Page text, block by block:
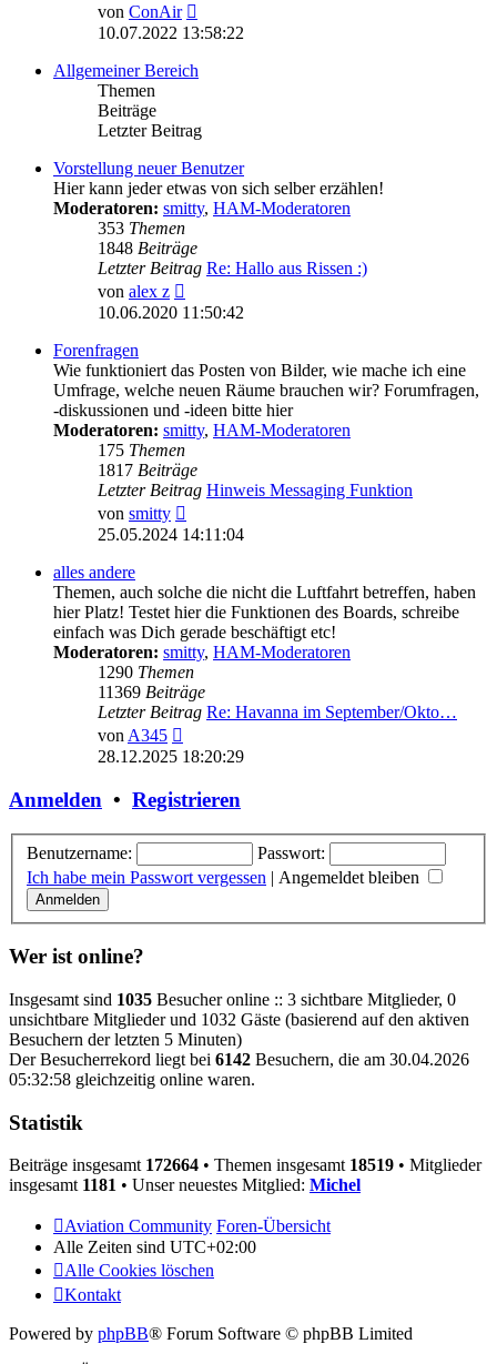
von ConAir
Beitrag
10.07.2022 13:58:22
Allgemeiner Bereich
Themen
Beiträge
Letzter Beitrag
Vorstellung neuer Benutzer
Hier kann jeder etwas von sich selber erzählen!
Moderatoren: smitty, HAM-Moderatoren
353 Themen
1848 Beiträge
Letzter Beitrag Re: Hallo aus Rissen :)
von alex z
Beitrag
10.06.2020 11:50:42
Forenfragen
Wie funktioniert das Posten von Bilder, wie mache ich eine
Umfrage, welche neuen Räume brauchen wir? Forumfragen,
-diskussionen und -ideen bitte hier
Moderatoren: smitty, HAM-Moderatoren
175 Themen
1817 Beiträge
Letzter Beitrag Hinweis Messaging Funktion
von smitty
Beitrag
25.05.2024 14:11:04
alles andere
Themen, auch solche die nicht die Luftfahrt betreffen, haben
hier Platz! Testet hier die Funktionen des Boards, schreibe
einfach was Dich gerade beschäftigt etc!
Moderatoren: smitty, HAM-Moderatoren
1290 Themen
11369 Beiträge
Letzter Beitrag Re: Havanna im September/Okto…
vonA345
Beitrag
28.12.2025 18:20:29
Anmelden • Registrieren
Benutzername:
Passwort:
Ich habe mein Passwort vergessen | Angemeldet bleiben
Wer ist online?
Insgesamt sind 1035 Besucher online :: 3 sichtbare Mitglieder, 0
unsichtbare Mitglieder und 1032 Gäste (basierend auf den aktiven
Besuchern der letzten 5 Minuten)
Der Besucherrekord liegt bei 6142 Besuchern, die am 30.04.2026
05:32:58 gleichzeitig online waren.
Statistik
Beiträge insgesamt 172664 • Themen insgesamt 18519 • Mitglieder
insgesamt 1181 • Unser neuestes Mitglied: Michel
Aviation Community Foren-Übersicht
Alle Zeiten sind UTC+02:00
Alle Cookies löschen
Kontakt
Powered by phpBB® Forum Software © phpBB Limited